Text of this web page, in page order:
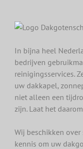
In bijna heel
bedrijven
reinigingsservices.
uw dakkapel,
niet alleen een
zijn. Laat het
Wij beschikken
kennis om uw